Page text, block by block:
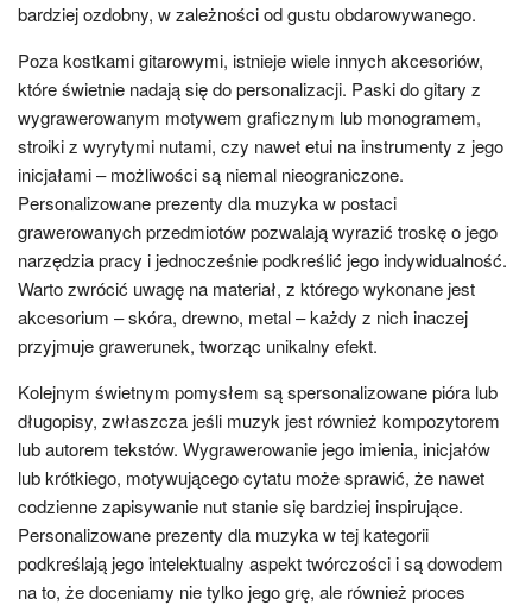
bardziej ozdobny, w zależności od gustu obdarowywanego.
Poza kostkami gitarowymi, istnieje wiele innych akcesoriów,
które świetnie nadają się do personalizacji. Paski do gitary z
wygrawerowanym motywem graficznym lub monogramem,
stroiki z wyrytymi nutami, czy nawet etui na instrumenty z jego
inicjałami – możliwości są niemal nieograniczone.
Personalizowane prezenty dla muzyka w postaci
grawerowanych przedmiotów pozwalają wyrazić troskę o jego
narzędzia pracy i jednocześnie podkreślić jego indywidualność.
Warto zwrócić uwagę na materiał, z którego wykonane jest
akcesorium – skóra, drewno, metal – każdy z nich inaczej
przyjmuje grawerunek, tworząc unikalny efekt.
Kolejnym świetnym pomysłem są spersonalizowane pióra lub
długopisy, zwłaszcza jeśli muzyk jest również kompozytorem
lub autorem tekstów. Wygrawerowanie jego imienia, inicjałów
lub krótkiego, motywującego cytatu może sprawić, że nawet
codzienne zapisywanie nut stanie się bardziej inspirujące.
Personalizowane prezenty dla muzyka w tej kategorii
podkreślają jego intelektualny aspekt twórczości i są dowodem
na to, że doceniamy nie tylko jego grę, ale również proces